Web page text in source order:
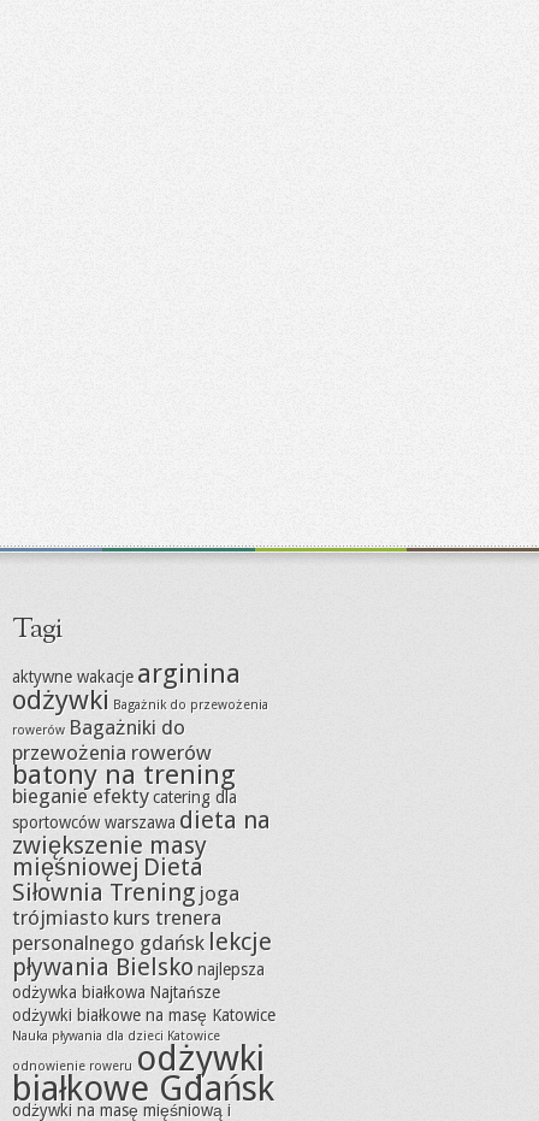
Tagi
aktywne wakacje arginina
odżywki Bagażnik do przewożenia
rowerów Bagażniki do
przewożenia rowerów
batony na trening
bieganie efektycatering dla
sportowców warszawa dieta na
zwiększenie masy
mięśniowej Dieta
Siłownia Trening joga
trójmiasto kurs trenera
personalnego gdańsk lekcje
pływania Bielskonajlepsza
odżywka białkowa Najtańsze
odżywki białkowe na masę Katowice
Nauka pływania dla dzieci Katowice
odnowienie roweru odżywki
białkowe Gdańsk
odżywki na masę mięśniową i